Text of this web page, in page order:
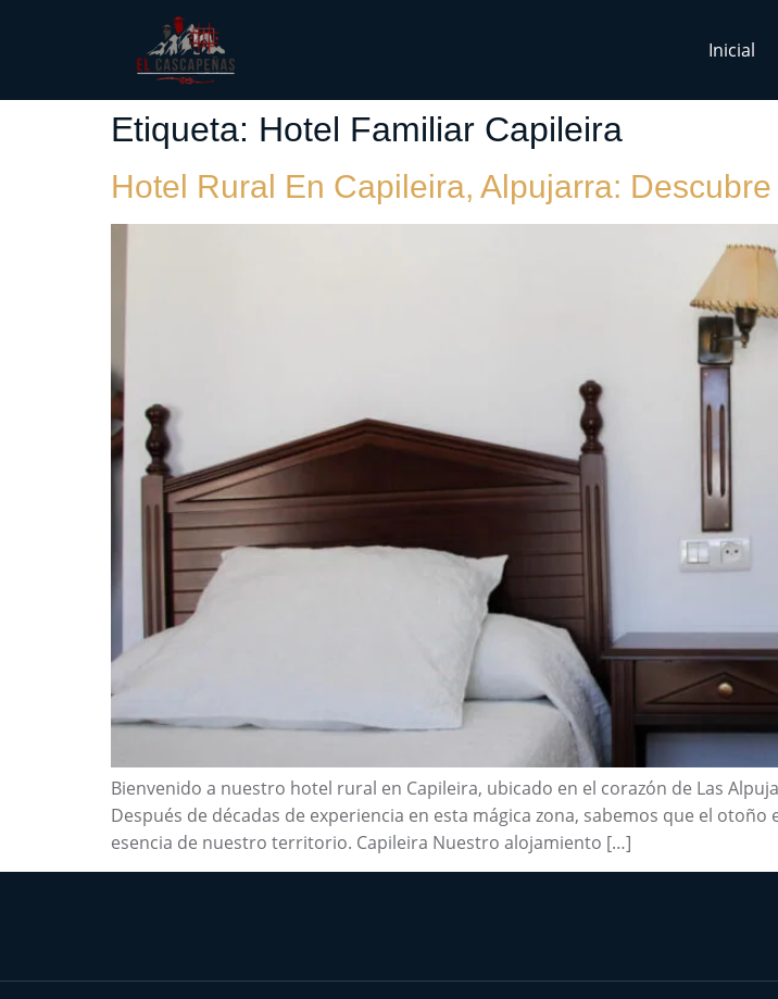
Inicial
Etiqueta: Hotel Familiar Capileira
Hotel Rural En Capileira, Alpujarra:
Bienvenido a nuestro hotel rural en Capileira, ubicado en el corazón de Las
Después de décadas de experiencia en esta mágica zona, sabemos que el
esencia de nuestro territorio. Capileira Nuestro alojamiento […]